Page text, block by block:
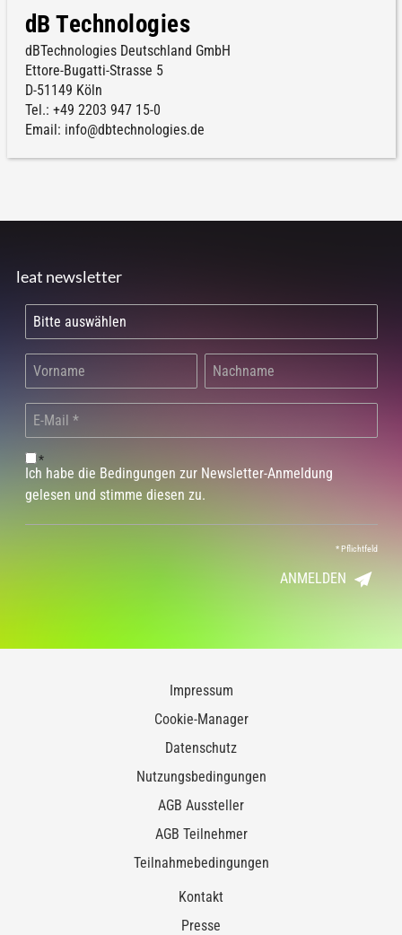
dB Technologies
dBTechnologies Deutschland GmbH
Ettore-Bugatti-Strasse 5
D-51149 Köln
Tel.: +49 2203 947 15-0
Email: info@dbtechnologies.de
leat newsletter
*
Ich habe die Bedingungen zur Newsletter-Anmeldung
gelesen und stimme diesen zu.
*Pflichtfeld
ANMELDEN
Impressum
Cookie-Manager
Datenschutz
Nutzungsbedingungen
AGB Aussteller
AGB Teilnehmer
Teilnahmebedingungen
Kontakt
Presse